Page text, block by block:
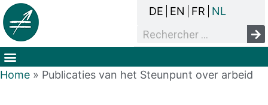
DE EN FR NL
Home » Publicaties van het Steunpunt over arbeid